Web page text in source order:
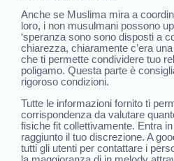
Anche se Muslima mira a
loro, i non musulmani possono
‘speranza sono sono disposti a
chiarezza, chiaramente c’era
che ti permette condividere tuo
poligamo. Questa parte è
rigoroso condizioni.
Tutte le informazioni fornito ti
corrispondenza da valutare
fisiche fit collettivamente. Entra
raggiunto il tuo discrezione. A
tutti gli utenti per contattare i